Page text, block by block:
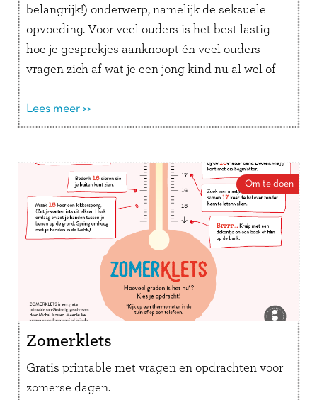
elke dag verrassen!
belangrijk!) onderwerp, namelijk de seksuele
opvoeding. Voor veel ouders is het best lastig
hoe je gesprekjes aanknoopt én veel ouders
vragen zich af wat je een jong kind nu al wel of
verder
Lees meer >>
Om te doen
Zomerklets
Gratis printable met vragen en opdrachten voor
zomerse dagen.